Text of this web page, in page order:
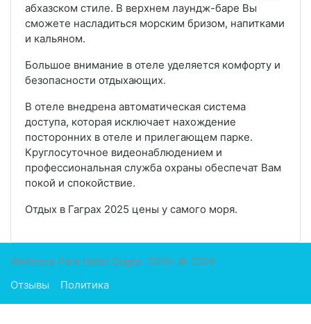
абхазском стиле. В верхнем лаундж-баре Вы
сможете насладиться морским бризом, напитками
и кальяном.
Большое внимание в отеле уделяется комфорту и
безопасности отдыхающих.
В отеле внедрена автоматическая система
доступа, которая исключает нахождение
посторонних в отеле и прилегающем парке.
Круглосуточное видеонаблюдением и
профессиональная служба охраны обеспечат Вам
покой и спокойствие.
Отдых в Гаграх 2025 цены у самого моря.
Wellness Park Hotel Gagra 2016- © 2026
Отзывы
Политика